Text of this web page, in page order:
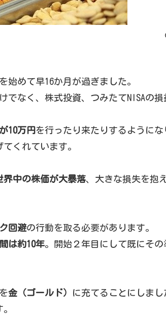
始めて早16か月が過ぎました。
でなく、株式投資、つみたてNISAの損
10万円を行ったり来たりするようにな
くれています。
界中の株価が大暴落、大きな損失を抱
回避の行動を取る必要があります。
は約10年。開始２年目にして既にその
金（ゴールド）
に充てることにしまし